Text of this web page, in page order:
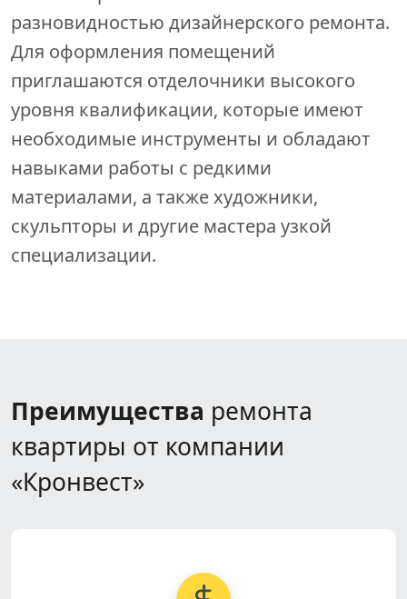
разновидностью дизайнерского ремонта.
Для оформления помещений
приглашаются отделочники высокого
уровня квалификации, которые имеют
необходимые инструменты и обладают
навыками работы с редкими
материалами, а также художники,
скульпторы и другие мастера узкой
специализации.
Преимущества ремонта
квартиры от компании
«Кронвест»